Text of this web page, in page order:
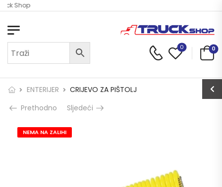
Shop
0 0
ENTERIJER
CRIJEVO ZA PIŠTOLJ
Prethodno
Sljedeći
NEMA NA ZALIHI